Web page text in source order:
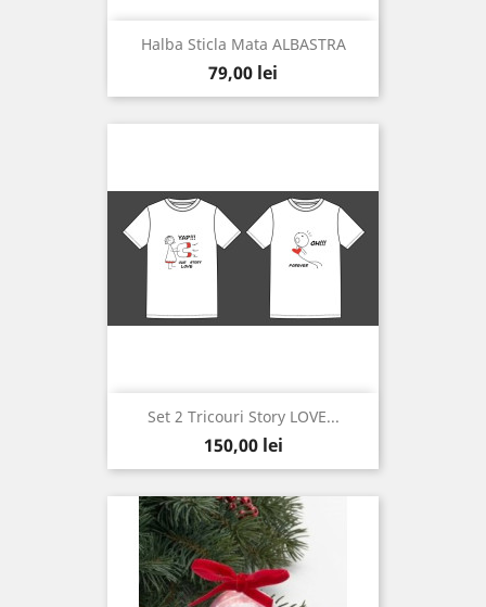
Halba Sticla Mata ALBASTRA
Pret
79,00 lei
Set 2 Tricouri Story LOVE...
Pret
150,00 lei